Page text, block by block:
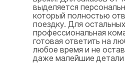
выделяется
который полностью
поездку. Для
профессиональная
готовая ответить на
любое время и не
даже малейшие детали